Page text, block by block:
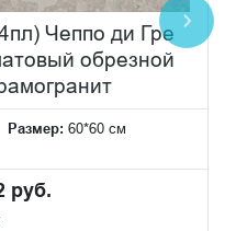
Чеппо ди Гре
обрезной
Размер: 60*60 см
руб.